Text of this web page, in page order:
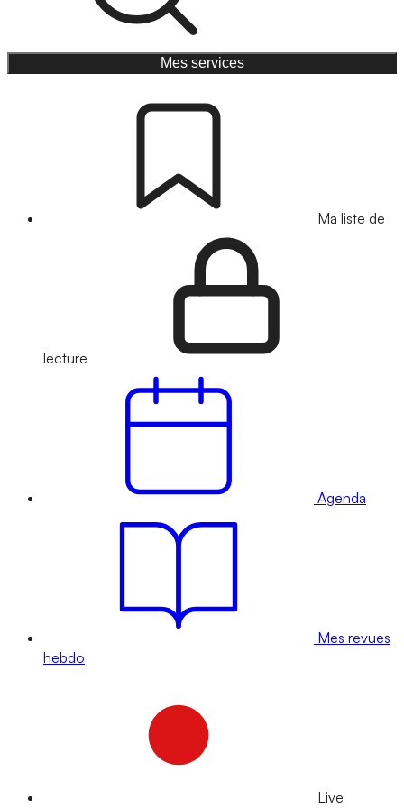
Mes services
Ma liste de
lecture
Agenda
Mes revues
hebdo
Live